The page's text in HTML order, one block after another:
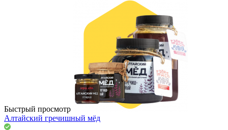
Быстрый просмотр
Алтайский гречишный мёд